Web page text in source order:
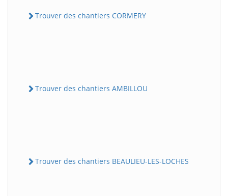
Trouver des chantiers CORMERY
Trouver des chantiers AMBILLOU
Trouver des chantiers BEAULIEU-LES-LOCHES